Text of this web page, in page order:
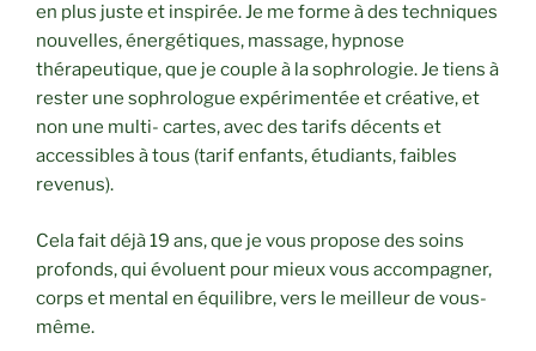
en plus juste et inspirée. Je me forme à des techniques
nouvelles, énergétiques, massage, hypnose
thérapeutique, que je couple à la sophrologie. Je tiens à
rester une sophrologue expérimentée et créative, et
non une multi- cartes, avec des tarifs décents et
accessibles à tous (tarif enfants, étudiants, faibles
revenus).
Cela fait déjà 19 ans, que je vous propose des soins
profonds, qui évoluent pour mieux vous accompagner,
corps et mental en équilibre, vers le meilleur de vous-
même.